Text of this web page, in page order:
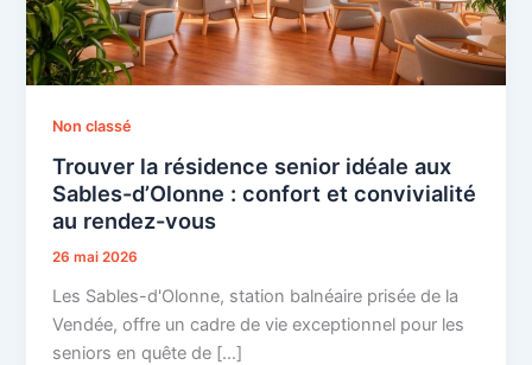
Non classé
Trouver la résidence senior idéale aux
Sables-d’Olonne : confort et convivialité
au rendez-vous
26 mai 2026
Les Sables-d'Olonne, station balnéaire prisée de la
Vendée, offre un cadre de vie exceptionnel pour les
seniors en quête de […]